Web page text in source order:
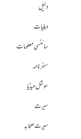
دلیل
دینیات
سائنسی معلومات
سفرنامہ
سوشل میڈیا
سیرت
سیرت صحابہ